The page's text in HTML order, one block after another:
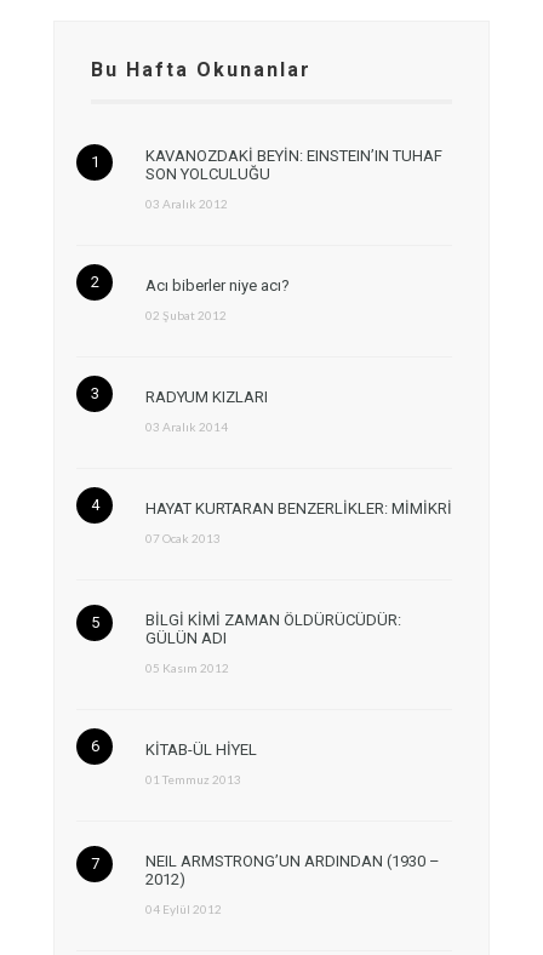
Bu Hafta Okunanlar
KAVANOZDAKİ BEYİN: EINSTEIN’IN TUHAF
SON YOLCULUĞU
03 Aralık 2012
Acı biberler niye acı?
02 Şubat 2012
RADYUM KIZLARI
03 Aralık 2014
HAYAT KURTARAN BENZERLİKLER: MİMİKRİ
07 Ocak 2013
BİLGİ KİMİ ZAMAN ÖLDÜRÜCÜDÜR:
GÜLÜN ADI
05 Kasım 2012
KİTAB-ÜL HİYEL
01 Temmuz 2013
NEIL ARMSTRONG’UN ARDINDAN (1930 –
2012)
04 Eylül 2012